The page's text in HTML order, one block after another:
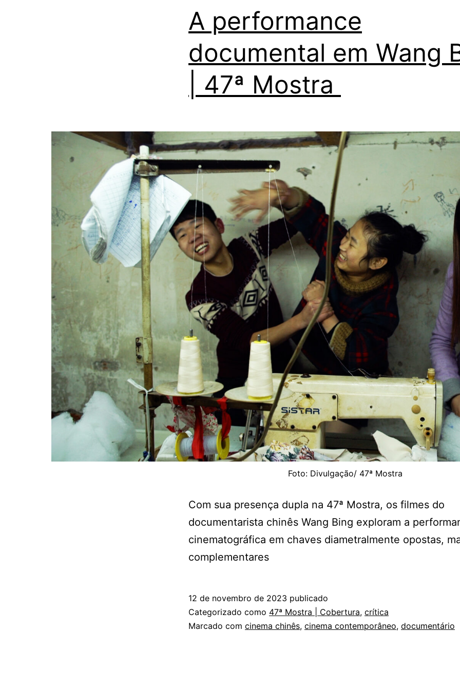
A performance
documental em Wang
| 47ª Mostra
Foto: Divulgação/ 47ª Mostra
Com sua presença dupla na 47ª Mostra, os filmes do
documentarista chinês Wang Bing exploram a
cinematográfica em chaves diametralmente opostas,
complementares
12 de novembro de 2023 publicado
Categorizado como 47ª Mostra | Cobertura, crítica
Marcado com cinema chinês, cinema contemporâneo, documentário